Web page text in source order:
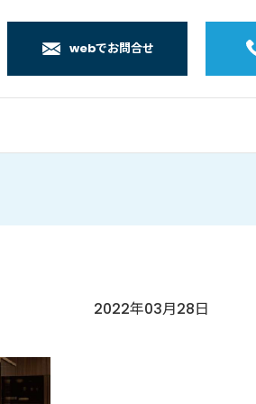
店
webでお問合せ
2022年03月28日